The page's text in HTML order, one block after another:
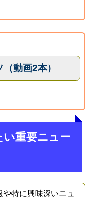
動画2本）
重要ニュー
特に興味深いニュ